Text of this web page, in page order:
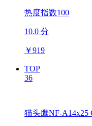
热度指数100
10.0 分
￥919
TOP
36
猫头鹰NF-A14x25